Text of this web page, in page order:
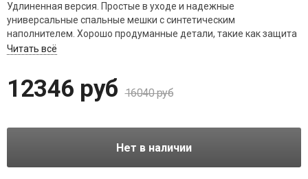
Удлиненная версия. Простые в уходе и надежные
универсальные спальные мешки с синтетическим
наполнителем. Хорошо продуманные детали, такие как защита
от защемления на молнии, внутренний карман для ценных
Читать всё
12346 руб 16040 руб
Нет в наличии